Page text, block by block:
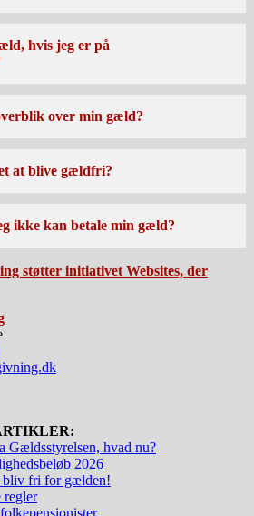
hvis jeg er på
over min gæld?
at blive gældfri?
ikke kan betale min gæld?
Gældsstyrelsen, hvad nu?
2026
bliv fri for gælden!
regler